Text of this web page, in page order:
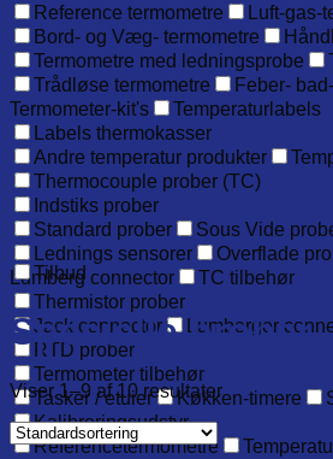
Reference termometre
Luft-gas-
Bord- og Væg- termometre
Termometre med ledningsprobe
Trådløse termometre
Feber-
Termometer-kit's
Temperaturlabels
Labels thermokasser
Andre temperatur produkter
Thermocouple prober (TC)
Indstiks prober
Standard prober
Sous Vide
Lednings sensorer
Overflade
Lumberg connector
TC tilbehør
Thermistor prober
Jack connector
Lumberger
RTD prober
Termometer tilbehør
Tasker / etuier
Køkken-timere
Kalibreringsudstyr
Referencetermometre
Tilbud
Specielle prober
Viser 1–9 af 10 resultater